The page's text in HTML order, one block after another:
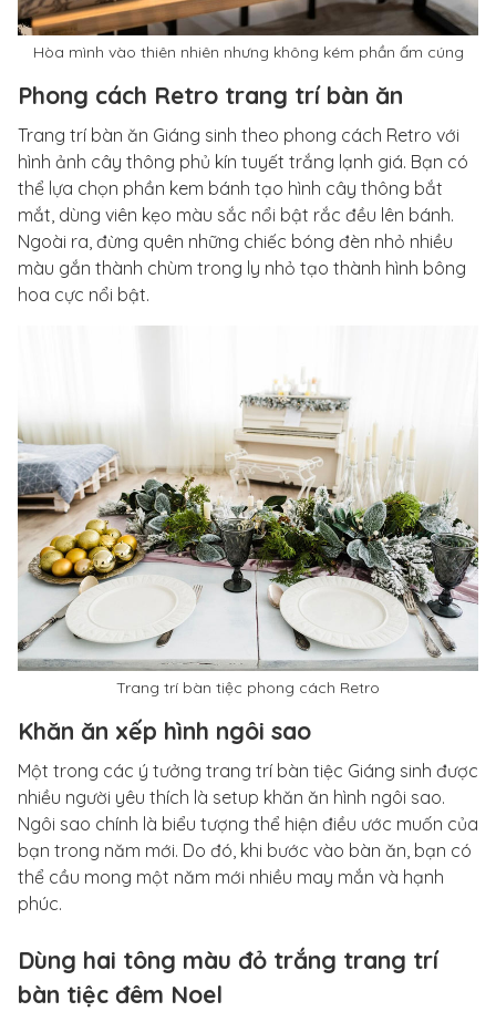
Hòa mình vào thiên nhiên nhưng không kém phần ấm cúng
Phong cách Retro trang trí bàn ăn
Trang trí bàn ăn Giáng sinh theo phong cách Retro với
hình ảnh cây thông phủ kín tuyết trắng lạnh giá. Bạn có
thể lựa chọn phần kem bánh tạo hình cây thông bắt
mắt, dùng viên kẹo màu sắc nổi bật rắc đều lên bánh.
Ngoài ra, đừng quên những chiếc bóng đèn nhỏ nhiều
màu gắn thành chùm trong ly nhỏ tạo thành hình bông
hoa cực nổi bật.
Trang trí bàn tiệc phong cách Retro
Khăn ăn xếp hình ngôi sao
Một trong các ý tưởng trang trí bàn tiệc Giáng sinh được
nhiều người yêu thích là setup khăn ăn hình ngôi sao.
Ngôi sao chính là biểu tượng thể hiện điều ước muốn của
bạn trong năm mới. Do đó, khi bước vào bàn ăn, bạn có
thể cầu mong một năm mới nhiều may mắn và hạnh
phúc.
Dùng hai tông màu đỏ trắng trang trí
bàn tiệc đêm Noel